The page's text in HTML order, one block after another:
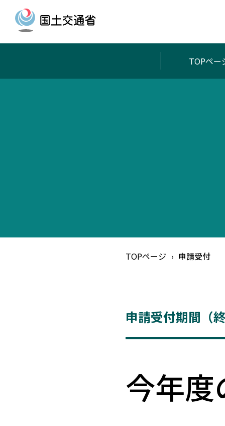
TOPペー
TOPページ 申請受付
申請受付期間（
今年